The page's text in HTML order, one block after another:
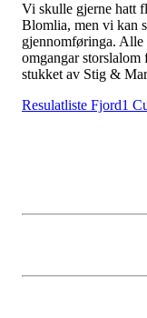
Vi skulle gjerne hatt
Blomlia, men vi kan
gjennomføringa. Alle
omgangar
stukket av Stig &
Resulatliste Fjord1